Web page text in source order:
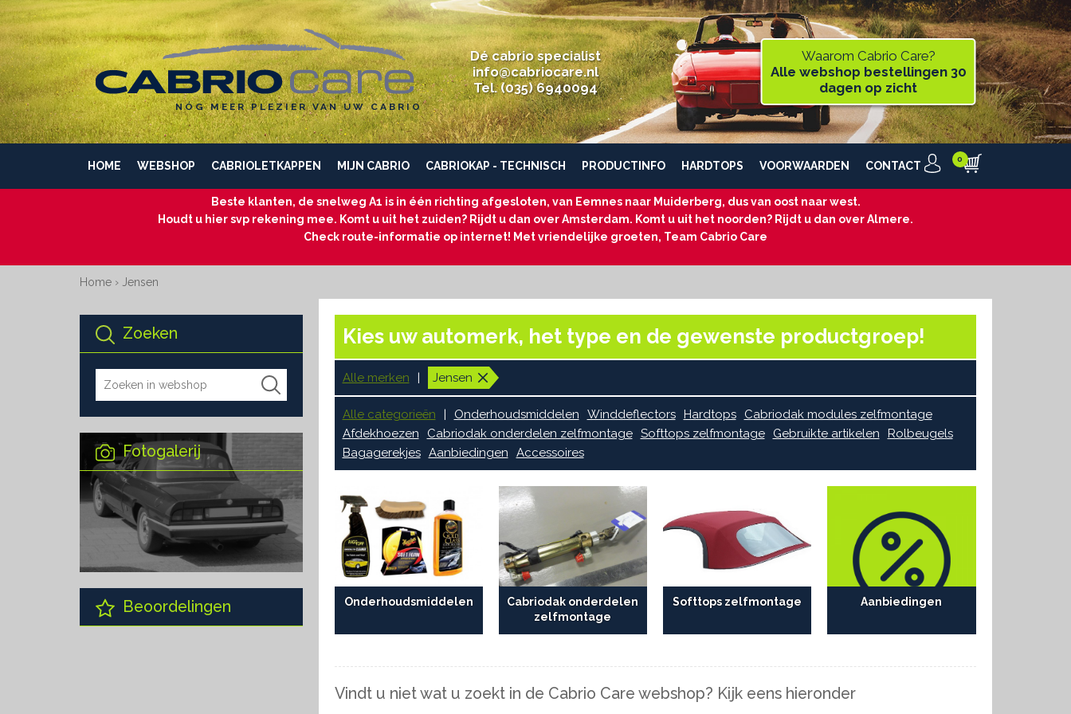
NÓG MEER PLEZIER VAN UW CABRIO
Dé cabrio specialist
info@cabriocare.nl
Tel. (035) 6940094
Waarom Cabrio Care?
Alle webshop bestellingen 30
dagen op zicht
HOME WEBSHOP CABRIOLETKAPPEN MIJN CABRIO CABRIOKAP - TECHNISCH PRODUCTINFO HARDTOPS VOORWAARDEN CONTACT
Beste klanten, de snelweg A1 is in één richting afgesloten, van Eemnes naar Muiderberg, dus van oost naar west.
Houdt u hier svp rekening mee. Komt u uit het zuiden? Rijdt u dan over Amsterdam. Komt u uit het noorden? Rijdt u dan over Almere.
Check route-informatie op internet! Met vriendelijke groeten, Team Cabrio Care
Home› Jensen
Zoeken
Fotogalerij
Beoordelingen
Kies uw automerk, het type en de gewenste productgroep!
Alle merken Jensen
Alle categorieën Onderhoudsmiddelen Winddeflectors Hardtops
Cabriodak modules zelfmontage
Afdekhoezen
Cabriodak onderdelen zelfmontage Softtops zelfmontage Gebruikte artikelen
Rolbeugels
Bagagerekjes Aanbiedingen Accessoires
Onderhoudsmiddelen
Cabriodak onderdelen
zelfmontage
Softtops zelfmontage Aanbiedingen
Vindt u niet wat u zoekt in de Cabrio Care webshop? Kijk eens hieronder